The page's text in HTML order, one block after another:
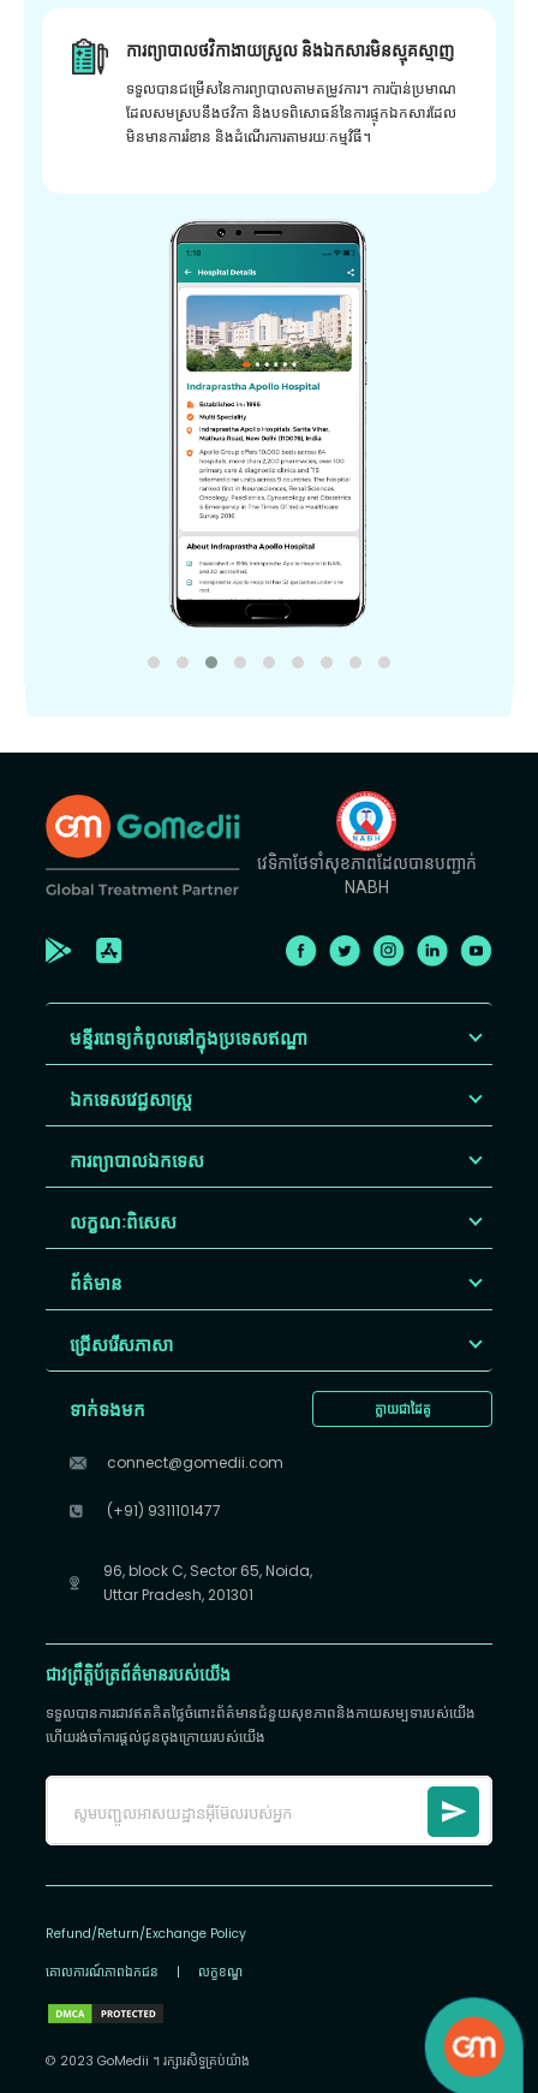
ការព្យាបាលថវិកាងាយស្រួល និងឯកសារមិនស្មុគស្មាញ
ទទួលបានជម្រើសនៃការព្យាបាលតាមតម្រូវការ។ ការប៉ាន់ប្រមាណ
ដែលសមស្របនឹងថវិកា និងបទពិសោធន៍នៃការផ្ទុកឯកសារដែល
មិនមានការរំខាន និងដំណើរការតាមរយៈកម្មវិធី។
វេទិកាថែទាំសុខភាពដែលបានបញ្ជាក់
NABH
មន្ទីរពេទ្យកំពូលនៅក្នុងប្រទេសឥណ្ឌា
ឯកទេសវេជ្ជសាស្ត្រ
ការព្យាបាលឯកទេស
លក្ខណៈពិសេស
ព័ត៌មាន
ជ្រើសរើស​ភាសា
ក្លាយជាដៃគូ
ទាក់ទងមក
connect@gomedii.com
(+91) 9311101477
96, block C, Sector 65, Noida,
Uttar Pradesh, 201301
ជាវព្រឹត្តិប័ត្រព័ត៌មានរបស់យើង
ទទួលបានការជាវឥតគិតថ្លៃចំពោះព័ត៌មានជំនួយសុខភាពនិងកាយសម្បទារបស់យើង
ហើយរង់ចាំការផ្តល់ជូនចុងក្រោយរបស់យើង
Refund/Return/Exchange Policy
គោលការណ៍​ភាព​ឯកជន | លក្ខខណ្ឌ
© 2023 GoMedii ។ រក្សា​រ​សិទ្ធ​គ្រប់យ៉ាង